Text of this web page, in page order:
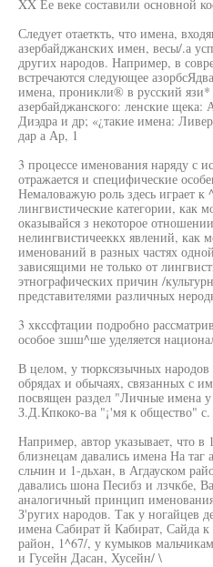
XX Ее веке составили основной
Следует отаеткть, что имена,
азербайджанских имен, весы/.а
других народов. Например, в
встречаются следующее
имена, проникли® в русский язи*
азербайджанского: ленские
Диэдра и др; «¿такие имена:
дар а Ар, 1
3 процессе именования наряду с
отражается и специфические
Немаловажую роль здесь играет к
лингвистические категории, как
оказывайся з некоторое
нелингвистичееккх явлений, как
именований в разных частях
зависящими не только от
этнографических причин /
представителями различных
3 хкссфтации подробно
особое зшш^ше уделяется
В целом, у тюрксязычных
обрядах и обычаях, связанных с
посвящен раздел "Личные имена
З.Д.Кпкоко-ва "¡'мя к общество" с.
Например, автор указывает, что в
близнецам давались имена На
сльчин и 1-дьхан, в Агдауском
давались шона Песибз и лзчкбе,
аналогичный принцип
З'ругих народов. Так у ногайцев
имена Сабират й Кабират, Сайда
район, 1^67/, у кумыков
и Гусейн Дасан, Хусейн/ \